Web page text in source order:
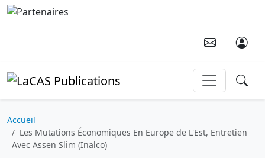
Aller au contenu principal
Accueil
Les Mutations Économiques En Europe de L'Est, Entretien
Avec Assen Slim (Inalco)